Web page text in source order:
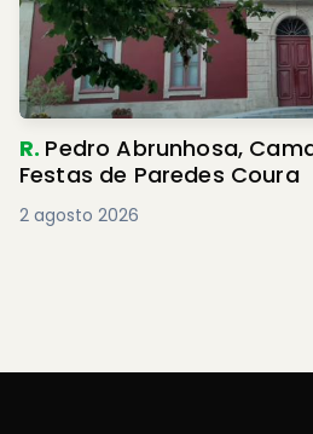
R. Pedro Abrunhosa,
Festas de Paredes Coura
2 agosto 2026